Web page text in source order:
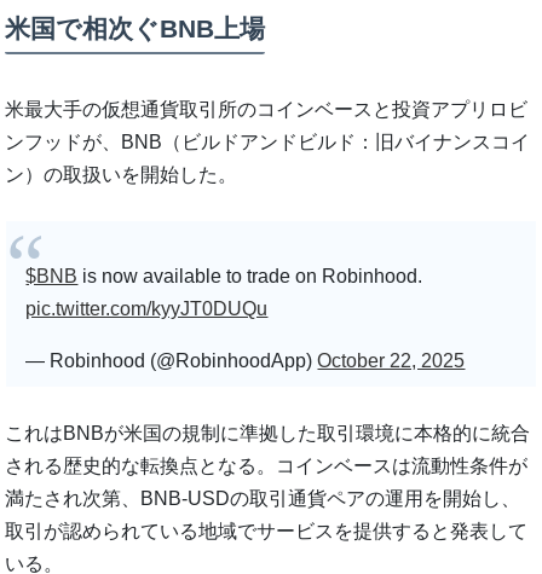
米国で相次ぐBNB上場
米最大手の仮想通貨取引所のコインベースと投資アプリロビ
ンフッドが、BNB（ビルドアンドビルド：旧バイナンスコイ
ン）の取扱いを開始した。
$BNB is now available to trade on Robinhood.
pic.twitter.com/kyyJT0DUQu
— Robinhood (@RobinhoodApp)October 22, 2025
これはBNBが米国の規制に準拠した取引環境に本格的に統合
される歴史的な転換点となる。コインベースは流動性条件が
満たされ次第、BNB-USDの取引通貨ペアの運用を開始し、
取引が認められている地域でサービスを提供すると発表して
いる。